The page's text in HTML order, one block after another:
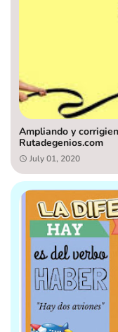
Ampliando y
Rutadegenios.com
July 01, 2020